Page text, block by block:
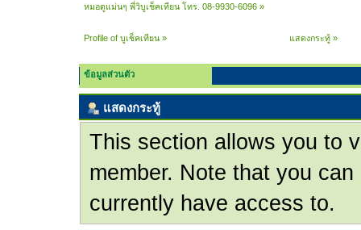
หมอดูแม่นๆ พี่วิบูเช็คเทียน โทร. 08-9930-6096 »
Profile of บูเช็คเทียน » แสดงกระทู้»
ข้อมูลส่วนตัว
แสดงกระทู้
This section allows you to
member. Note that you
currently have access to.